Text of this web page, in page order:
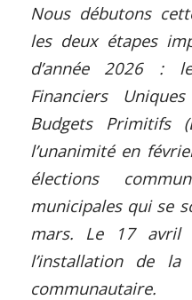
Nous débutons
les deux étapes
d’année 2026 :
Financiers
Budgets Primitifs
l’unanimité en
élections
municipales qui se
mars. Le 17 avril
l’installation de la
communautaire.